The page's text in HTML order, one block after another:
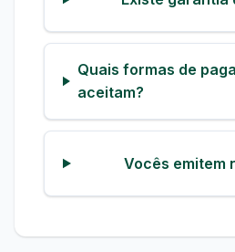
Quais formas de
aceitam?
Vocês emitem